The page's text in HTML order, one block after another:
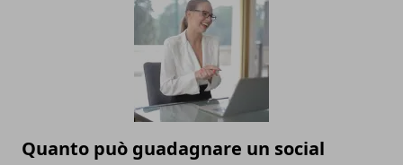
Quanto può guadagnare un social